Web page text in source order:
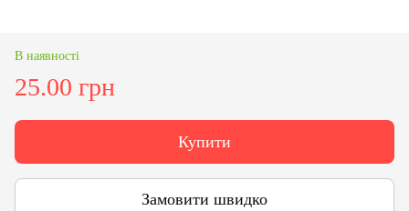
В наявності
25.00 грн
Купити
Замовити швидко